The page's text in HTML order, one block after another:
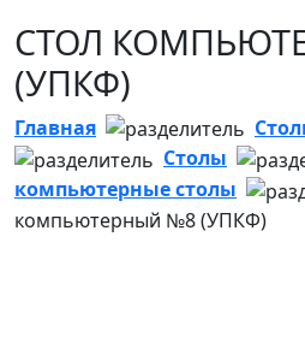
СТОЛ
(УПКФ)
Главная
Столы
компьютерные столы
компьютерный №8 (УПКФ)